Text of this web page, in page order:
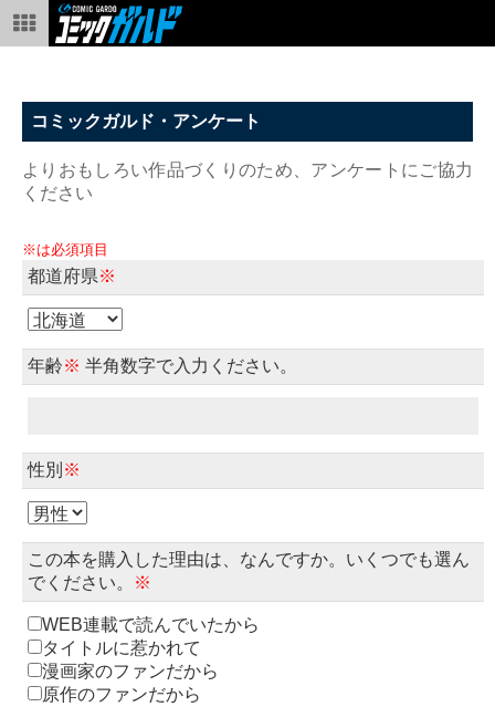
コミックガルド・アンケート
よりおもしろい作品づくりのため、アンケートにご協力
ください
※は必須項目
都道府県※
年齢※ 半角数字で入力ください。
性別 ※
この本を購入した理由は、なんですか。いくつでも選ん
でください。
※
WEB連載で読んでいたから
タイトルに惹かれて
漫画家のファンだから
原作のファンだから